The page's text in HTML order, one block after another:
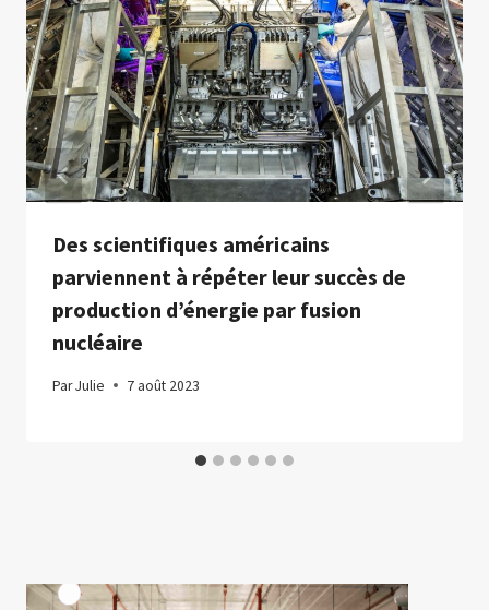
Des scientifiques américains
parviennent à répéter leur succès de
production d’énergie par fusion
nucléaire
ParJulie 7 août 2023